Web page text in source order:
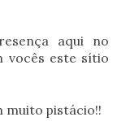
aqui no
vocês este sítio
muito pistácio!!